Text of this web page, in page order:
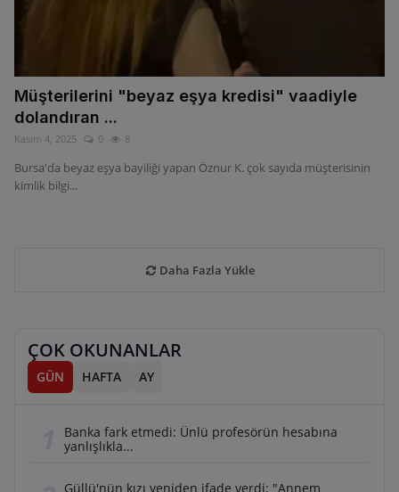
Müşterilerini "beyaz eşya kredisi" vaadiyle
dolandıran ...
Kasım 4, 2025 0 8
Bursa'da beyaz eşya bayiliği yapan Öznur K. çok sayıda müşterisinin
kimlik bilgi...
Daha Fazla Yükle
ÇOK OKUNANLAR
GÜN HAFTA AY
Banka fark etmedi: Ünlü profesörün hesabına
yanlışlıkla...
Güllü'nün kızı yeniden ifade verdi: "Annem